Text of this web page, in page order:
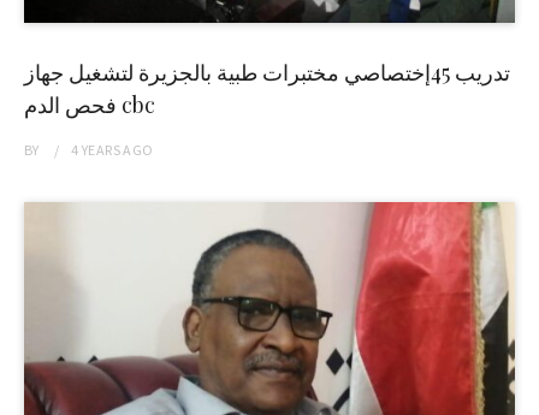
تدريب 45إختصاصي مختبرات طبية بالجزيرة لتشغيل جهاز
فحص الدم cbc
BY 4 YEARSAGO